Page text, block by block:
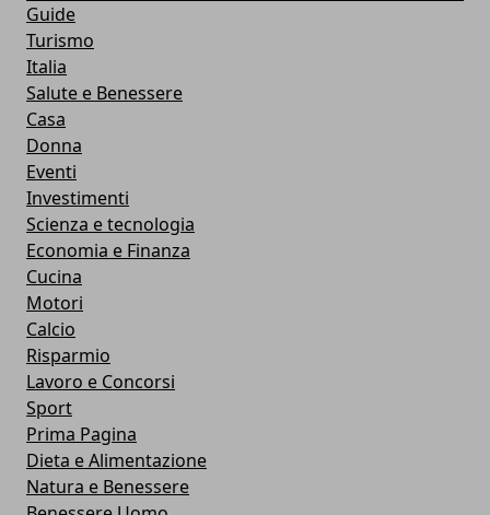
Guide
Turismo
Italia
Salute e Benessere
Casa
Donna
Eventi
Investimenti
Scienza e tecnologia
Economia e Finanza
Cucina
Motori
Calcio
Risparmio
Lavoro e Concorsi
Sport
Prima Pagina
Dieta e Alimentazione
Natura e Benessere